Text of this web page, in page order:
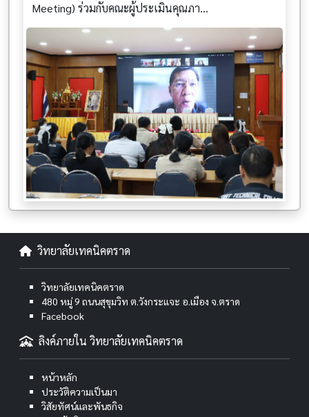
Meeting) ร่วมกับคณะผู้ประเมินคุณภา...
วิทยาลัยเทคนิคตราด
วิทยาลัยเทคนิคตราด
480 หมู่ 9 ถนนสุขุมวิท ต.วังกระแจะ อ.เมือง จ.ตราด
Facebook
ลิงค์ภายใน วิทยาลัยเทคนิคตราด
หน้าหลัก
ประวัติความเป็นมา
วิสัยทัศน์และพันธกิจ